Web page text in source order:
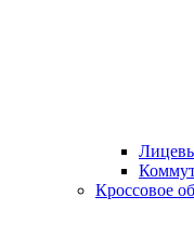
Кроссовое